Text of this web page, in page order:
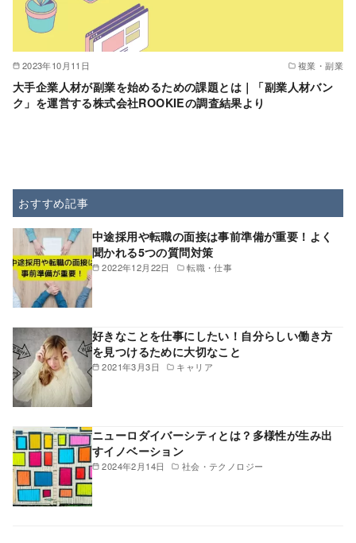
2023年10月11日 複業・副業
大手企業人材が副業を始めるための課題とは｜「副業人材バン
ク」を運営する株式会社ROOKIEの調査結果より
おすすめ記事
2022年12月22日 転職・仕事
中途採用や転職の面接は事前準備が重要！よく
聞かれる5つの質問対策
2021年3月3日 キャリア
好きなことを仕事にしたい！自分らしい働き方
を見つけるために大切なこと
2024年2月14日 社会・テクノロジー
ニューロダイバーシティとは？多様性が生み出
すイノベーション